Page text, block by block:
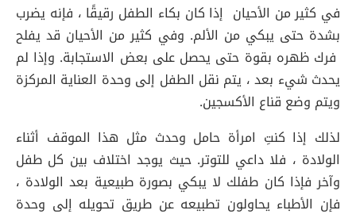
في كثير من الأحيان إذا كان بكاء الطفل رقيقًا ، فإنه يضرب
بشدة حتى يبكي من الألم. وفي كثير من الأحيان قد يفلح
فرك ظهره بقوة حتى يحصل على بعض الاستجابة. وإذا لم
يحدث شيء بعد ، يتم نقل الطفل إلى وحدة العناية المركزة
ويتم وضع قناع الأكسجين.
لذلك إذا كنتِ امرأة حامل وحدث مثل هذا الموقف أثناء
الولادة ، فلا داعي للتوتر. حيث يوجد اختلاف بين كل طفل
وآخر فإذا كان طفلك لا يبكي بصورة طبيعية بعد الولادة ،
فإن الأطباء يحاولون تطبيعه عن طريق تحويله إلى وحدة